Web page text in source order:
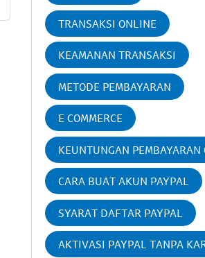
TRANSAKSI ONLINE
KEAMANAN TRANSAKSI
METODE PEMBAYARAN
E COMMERCE
KEUNTUNGAN PEMBAYARAN
CARA BUAT AKUN PAYPAL
SYARAT DAFTAR PAYPAL
AKTIVASI PAYPAL TANPA